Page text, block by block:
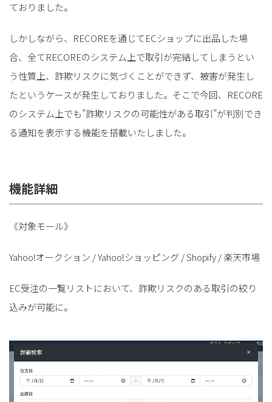
ておりました。
しかしながら、RECOREを通じてECショップに出品した場
合、全てRECOREのシステム上で取引が完結してしまうとい
う性質上、詐欺リスクに気づくことができず、被害が発生し
たというケースが発生しておりました。そこで今回、RECORE
のシステム上でも”詐欺リスクの可能性がある取引”が判別でき
る通知を表示する機能を搭載いたしました。
機能詳細
《対象モール》
Yahoo!オークション / Yahoo!ショッピング / Shopify / 楽天市場
EC受注の一覧リストにおいて、詐欺リスクのある取引の絞り
込みが可能に。